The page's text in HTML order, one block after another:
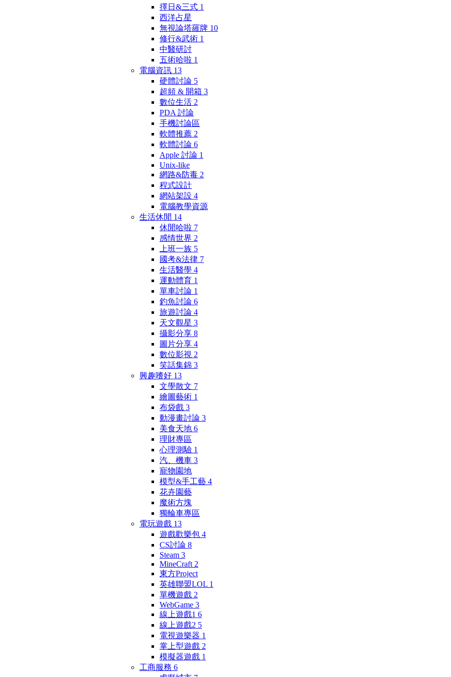
擇日&三式 1
西洋占星
無視論塔羅牌 10
修行&武術 1
中醫研討
五術哈啦 1
電腦資訊 13
硬體討論 5
超頻 & 開箱 3
數位生活 2
PDA 討論
手機討論區
軟體推薦 2
軟體討論 6
Apple 討論 1
Unix-like
網路&防毒 2
程式設計
網站架設 4
電腦教學資源
生活休閒 14
休閒哈啦 7
感情世界 2
上班一族 5
國考&法律 7
生活醫學 4
運動體育 1
單車討論 1
釣魚討論 6
旅遊討論 4
天文觀星 3
攝影分享 8
圖片分享 4
數位影視 2
笑話集錦 3
興趣嗜好 13
文學散文 7
繪圖藝術 1
布袋戲 3
動漫畫討論 3
美食天地 6
理財專區
心理測驗 1
汽、機車 3
寵物園地
模型&手工藝 4
花卉園藝
魔術方塊
獨輪車專區
電玩遊戲 13
遊戲歡樂包 4
CS討論 8
Steam 3
MineCraft 2
東方Project
英雄聯盟LOL 1
單機遊戲 2
WebGame 3
線上遊戲1 6
線上遊戲2 5
電視遊樂器 1
掌上型遊戲 2
模擬器遊戲 1
工商服務 6